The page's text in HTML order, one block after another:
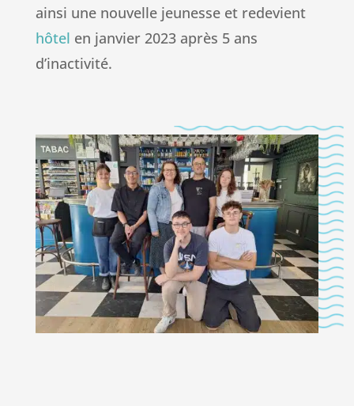
ainsi une nouvelle jeunesse et redevient
hôtel en janvier 2023 après 5 ans
d’inactivité.